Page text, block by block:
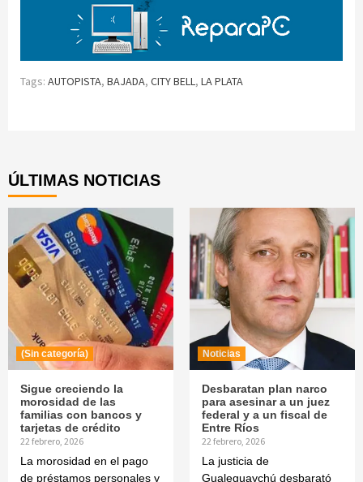
Tags: AUTOPISTA, BAJADA, CITY BELL, LA PLATA
ÚLTIMAS NOTICIAS
(Sin categoría)
Sigue creciendo la
morosidad de las
familias con bancos y
tarjetas de crédito
22 febrero, 2026
La morosidad en el pago
de préstamos personales y
Noticias
Desbaratan plan narco
para asesinar a un juez
federal y a un fiscal de
Entre Ríos
22 febrero, 2026
La justicia de
Gualeguaychú desbarató